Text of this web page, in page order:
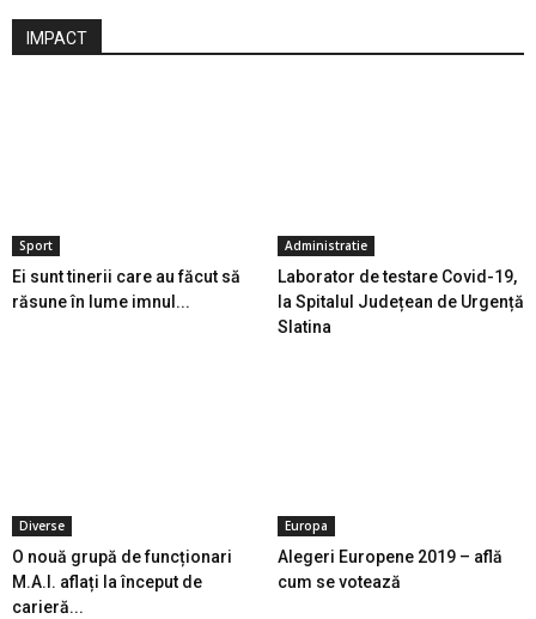
IMPACT
Sport
Ei sunt tinerii care au făcut să
răsune în lume imnul...
Administratie
Laborator de testare Covid-19,
la Spitalul Județean de Urgență
Slatina
Diverse
O nouă grupă de funcționari
M.A.I. aflați la început de
carieră...
Europa
Alegeri Europene 2019 – află
cum se votează